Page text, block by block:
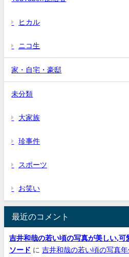
ヒカル
ニコ生
家・自宅・豪邸
未分類
大家族
珍事件
スポーツ
お笑い
最近のコメント
吉井和哉の若い頃の写真が美しい,
ソード に 吉井和哉の若い頃の写真